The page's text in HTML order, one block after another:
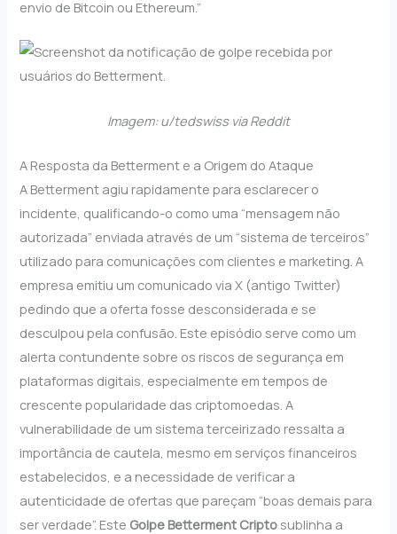
envio de Bitcoin ou Ethereum.”
Imagem: u/tedswiss via Reddit
A Resposta da Betterment e a Origem do Ataque
A Betterment agiu rapidamente para esclarecer o
incidente, qualificando-o como uma “mensagem não
autorizada” enviada através de um “sistema de terceiros”
utilizado para comunicações com clientes e marketing. A
empresa emitiu um comunicado via X (antigo Twitter)
pedindo que a oferta fosse desconsiderada e se
desculpou pela confusão. Este episódio serve como um
alerta contundente sobre os riscos de segurança em
plataformas digitais, especialmente em tempos de
crescente popularidade das criptomoedas. A
vulnerabilidade de um sistema terceirizado ressalta a
importância de cautela, mesmo em serviços financeiros
estabelecidos, e a necessidade de verificar a
autenticidade de ofertas que pareçam “boas demais para
ser verdade”. Este Golpe Betterment Cripto sublinha a